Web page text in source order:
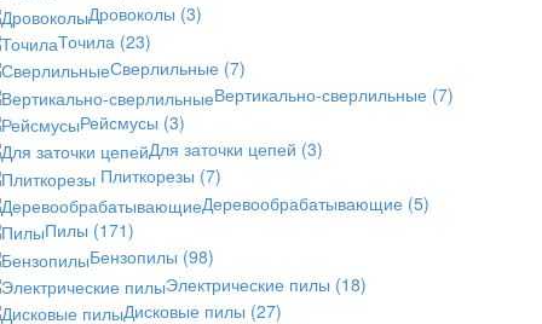
Дровоколы (3)
Точила (23)
Сверлильные (7)
Вертикально-сверлильные (7)
Рейсмусы (3)
Для заточки цепей (3)
Плиткорезы (7)
Деревообрабатывающие (5)
Пилы (171)
Бензопилы (98)
Электрические пилы (18)
Дисковые пилы (27)